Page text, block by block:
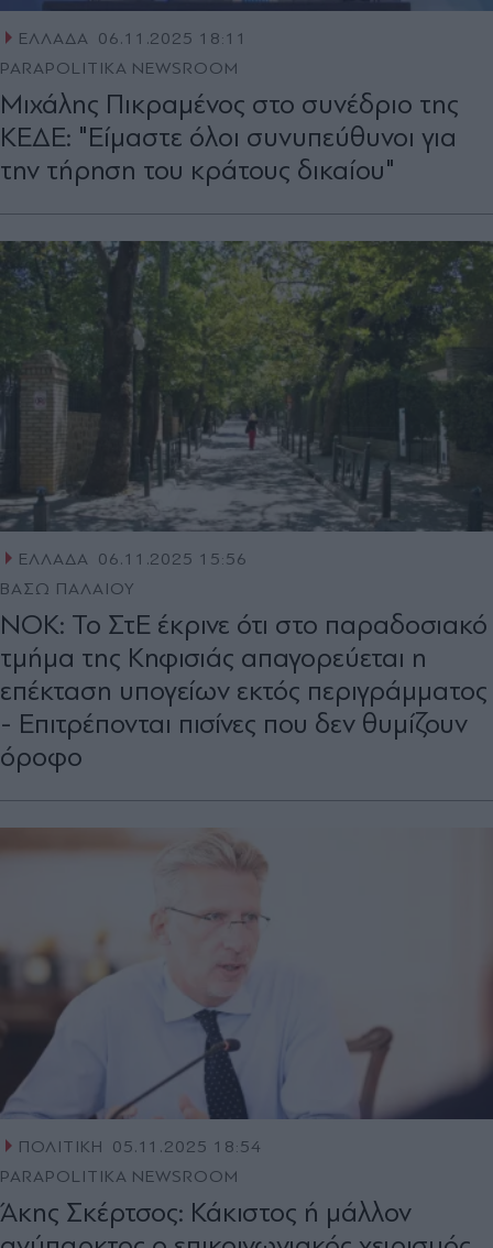
ΕΛΛΑΔΑ 06.11.2025 18:11
PARAPOLITIKA NEWSROOM
Μιχάλης Πικραμένος στο συνέδριο της
ΚΕΔΕ: "Είμαστε όλοι συνυπεύθυνοι για
την τήρηση του κράτους δικαίου"
ΕΛΛΑΔΑ 06.11.2025 15:56
ΒΑΣΩ ΠΑΛΑΙΟΥ
ΝΟΚ: Το ΣτΕ έκρινε ότι στο παραδοσιακό
τμήμα της Κηφισιάς απαγορεύεται η
επέκταση υπογείων εκτός περιγράμματος
- Επιτρέπονται πισίνες που δεν θυμίζουν
όροφο
ΠΟΛΙΤΙΚΗ
05.11.2025 18:54
PARAPOLITIKA NEWSROOM
Άκης Σκέρτσος: Κάκιστος ή μάλλον